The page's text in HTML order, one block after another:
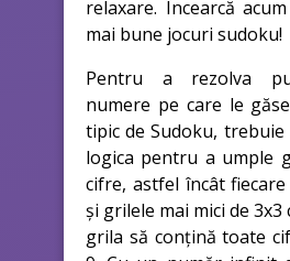
relaxare. Încearcă
mai bune jocuri sudoku!
Pentru a rezolva
numere pe care le
tipic de Sudoku,
logica pentru a umple
cifre, astfel încât
și grilele mai mici de 3x3
grila să conțină toate